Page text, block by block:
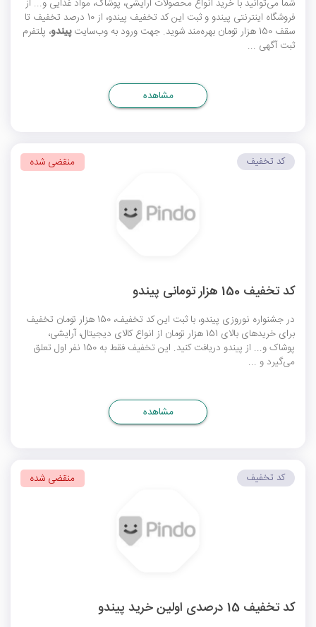
شما می‌توانید با خرید انواع محصولات آرایشی، پوشاک، مواد غذایی و... از
فروشگاه اینترنتی پیندو و ثبت اینکد تخفیف پیندو
، از 10 درصد تخفیف تا
سقف 150 هزار تومان بهره‌مند شوید. جهت ورود به وب‌سایت
پیندو، پلتفرم
ثبت آگهی ...
مشاهده
کد تخفیف 150 هزار تومانی پیندو
در جشنواره نوروزی پیندو، با ثبت این کد تخفیف، 150 هزار تومان تخفیف
برای خریدهای بالای 151 هزار تومان از انواع کالای دیجیتال، آرایشی،
پوشاک و... از پیندو دریافت کنید. این تخفیف فقط به 150 نفر اول تعلق
می‌گیرد و ...
کد تخفیف منقضی شده
مشاهده
کد تخفیف 15 درصدی اولین خرید پیندو
کد تخفیف منقضی شده